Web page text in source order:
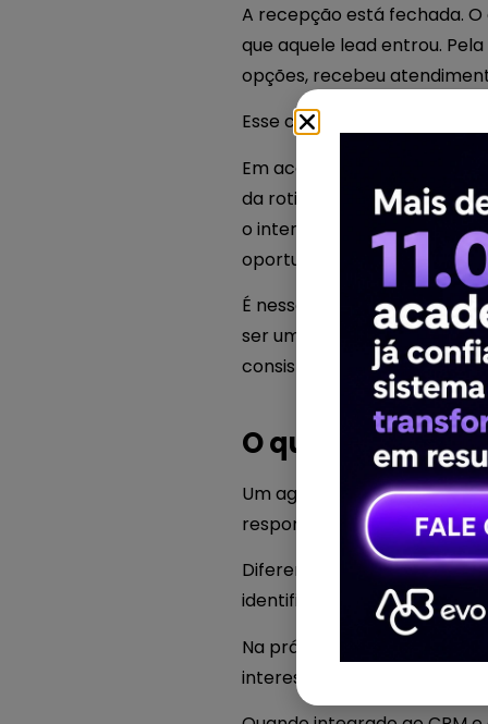
A recepção está fechada.
que aquele lead entrou.
opções, recebeu
Esse cenário é mais comum
Em academias, estúdios,
da rotina ou exatamente
o interesse diminui. E, em
oportunidade perdida.
É nesse contexto que um
ser uma solução prática
consistência e
O que é um
Um agente de IA de
responder dúvidas,
Diferentemente de um
identificar intenções,
Na prática, ele funciona
interessados, registrar